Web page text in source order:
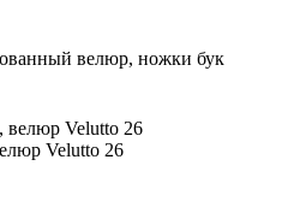
велюр, ножки бук
Velutto 26